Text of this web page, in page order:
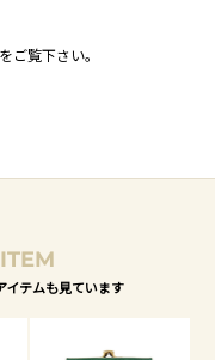
をご覧下さい。
イテムも見ています